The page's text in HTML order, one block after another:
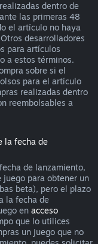
dentro de
las primeras 48
el artículo no haya
desarrolladores
para artículos
a estos términos.
sobre si el
para el artículo
realizadas dentro
reembolsables a
la fecha de
de lanzamiento,
juego para obtener un
beta), pero el plazo
la fecha de
en acceso
que lo utilices
un juego que no